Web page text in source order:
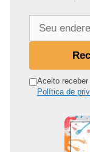
n Aceito
Política de